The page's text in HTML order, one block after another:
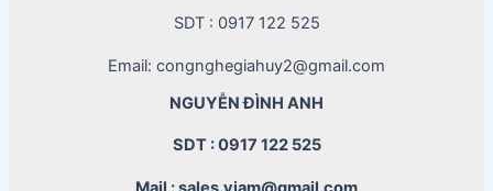
SDT : 0917 122 525
Email: congnghegiahuy2@gmail.com
NGUYỄN ĐÌNH ANH
SDT : 0917 122 525